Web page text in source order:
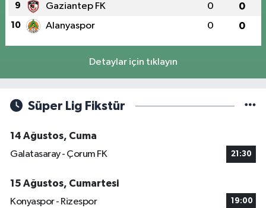
9 Gaziantep FK 0 0
10 Alanyaspor 0 0
Detaylar için tıklayın
Süper Lig Fikstür
14 Ağustos, Cuma
Galatasaray - Çorum FK
21:30
15 Ağustos, Cumartesi
Konyaspor - Rizespor
19:00